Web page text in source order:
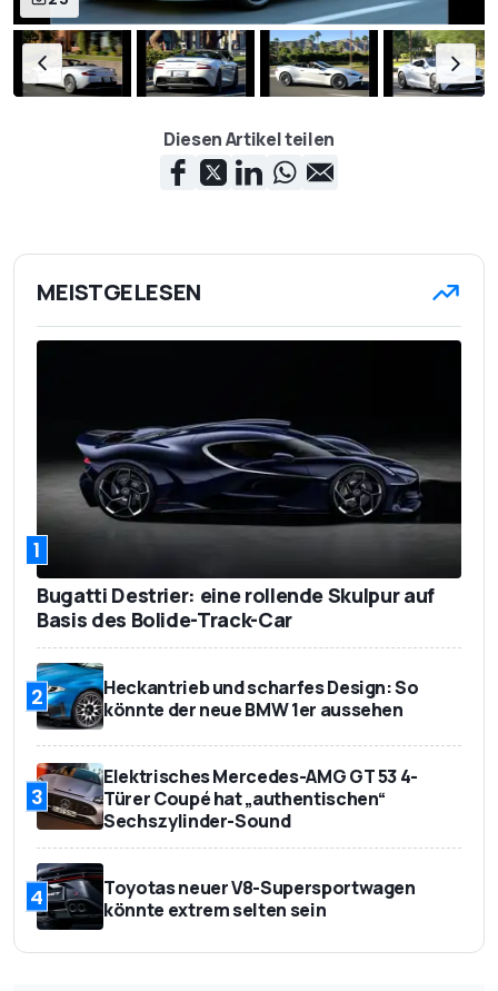
Diesen Artikel teilen
MEISTGELESEN
1
Bugatti Destrier: eine rollende Skulpur auf
Basis des Bolide-Track-Car
2
Heckantrieb und scharfes Design: So
könnte der neue BMW 1er aussehen
3
Elektrisches Mercedes-AMG GT 53 4-
Türer Coupé hat „authentischen“
Sechszylinder-Sound
4
Toyotas neuer V8-Supersportwagen
könnte extrem selten sein